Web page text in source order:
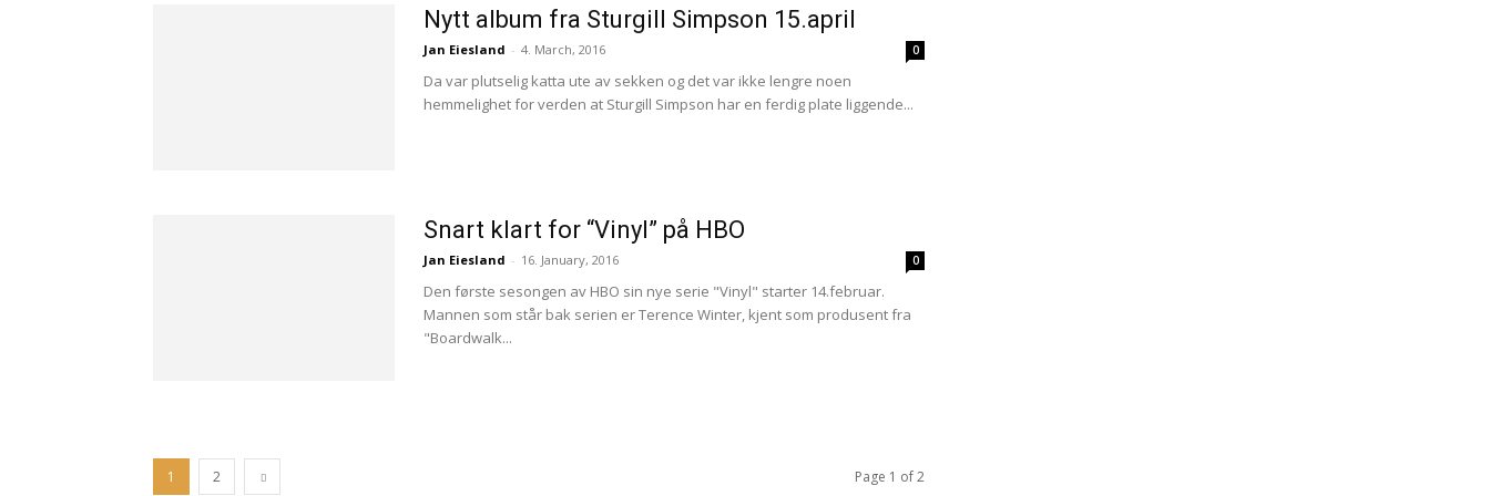
Nytt album fra Sturgill Simpson 15.april
Jan Eiesland - 4. March, 2016 0
Da var plutselig katta ute av sekken og det var ikke lengre noen
hemmelighet for verden at Sturgill Simpson har en ferdig plate liggende...
Snart klart for “Vinyl” på HBO
Jan Eiesland - 16. January, 2016 0
Den første sesongen av HBO sin nye serie "Vinyl" starter 14.februar.
Mannen som står bak serien er Terence Winter, kjent som produsent fra
"Boardwalk...
1 2 Page 1 of 2